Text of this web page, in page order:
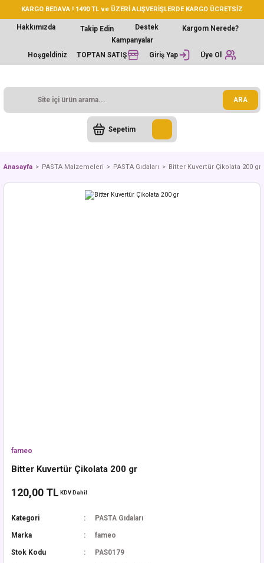
KARGO BEDAVA ! 1490 TL ve ÜZERİ ALIŞVERİŞLERDE KARGO ÜCRETSİZ
Hakkımızda Takip Edin Destek
Kargom Nerede?
Kampanyalar
Hoşgeldiniz
TOPTAN SATIŞ Giriş Yap Üye Ol
ARA
Sepetim
Anasayfa PASTA Malzemeleri PASTA Gıdaları Bitter Kuvertür Çikolata 200 gr
fameo
Bitter Kuvertür Çikolata 200 gr
120,00 TL KDV Dahil
Kategori PASTA Gıdaları
Marka fameo
Stok Kodu PAS0179